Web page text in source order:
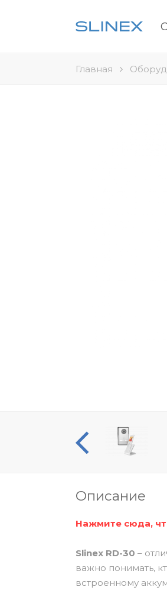
Главная
Описание
Нажмите сюда,
Slinex RD-30 –
важно понимать,
встроенному